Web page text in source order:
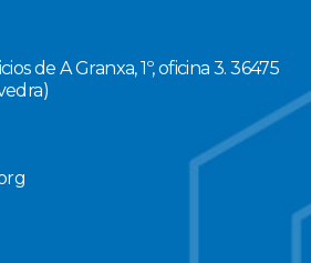
de A Granxa, 1º, oficina 3. 36475